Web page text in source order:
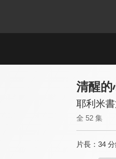
清醒的
耶利米
全 52 集
片長： 34